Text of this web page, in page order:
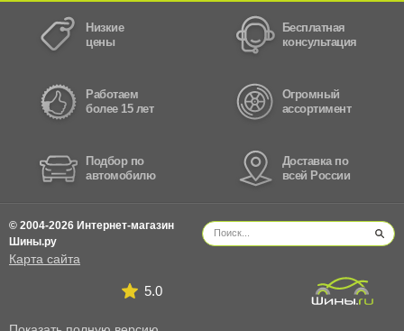
Низкие
цены
Бесплатная
консультация
Работаем
более 15 лет
Огромный
ассортимент
Подбор по
автомобилю
Доставка по
всей России
© 2004-2026 Интернет-магазин
Шины.ру
Карта сайта
5.0